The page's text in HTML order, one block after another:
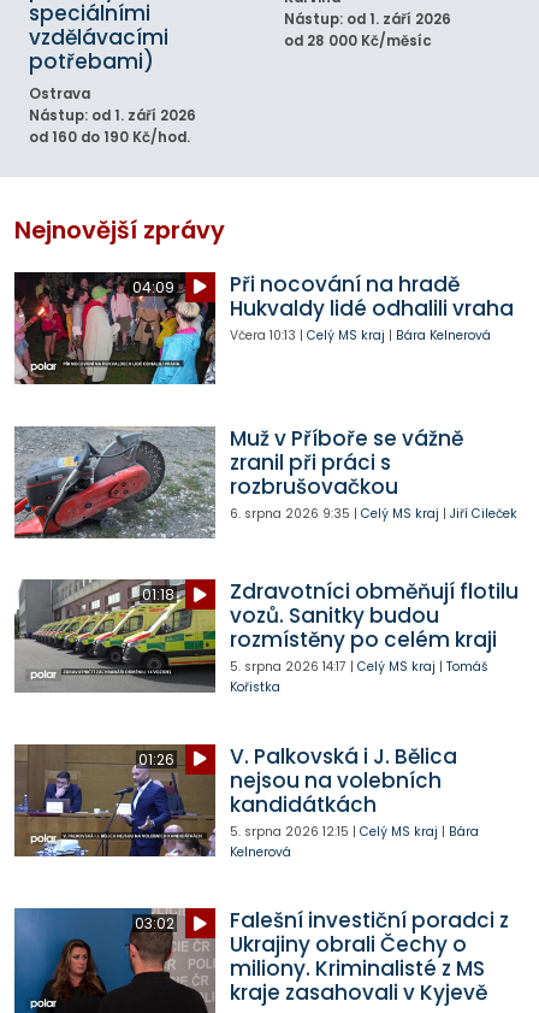
speciálními
vzdělávacími
potřebami)
Ostrava
Nástup: od 1. září 2026
od 160 do 190 Kč/hod.
Nástup: od 1. září 2026
od 28 000 Kč/měsíc
Nejnovější zprávy
04:09
Při nocování na hradě
Hukvaldy lidé odhalili vraha
Včera 10:13 | Celý MS kraj | Bára Kelnerová
Muž v Příboře se vážně
zranil při práci s
rozbrušovačkou
6. srpna 2026 9:35 | Celý MS kraj | Jiří Cileček
01:18
Zdravotníci obměňují flotilu
vozů. Sanitky budou
rozmístěny po celém kraji
5. srpna 2026 14:17 | Celý MS kraj | Tomáš
Kořistka
01:26
V. Palkovská i J. Bělica
nejsou na volebních
kandidátkách
5. srpna 2026 12:15 | Celý MS kraj | Bára
Kelnerová
03:02
Falešní investiční poradci z
Ukrajiny obrali Čechy o
miliony. Kriminalisté z MS
kraje zasahovali v Kyjevě